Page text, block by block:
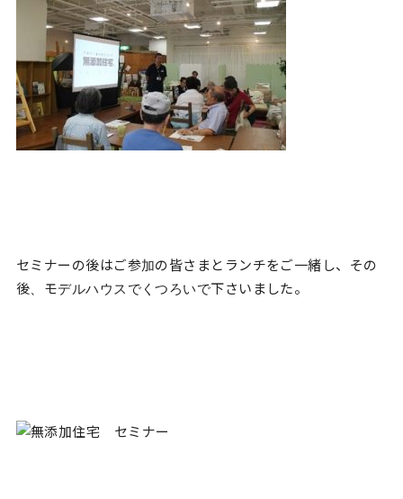
セミナーの後はご参加の皆さまとランチをご一緒し、その
後、モデルハウスでくつろいで下さいました。